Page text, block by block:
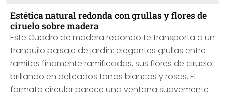
Estética natural redonda con grullas y flores de
ciruelo sobre madera
Este Cuadro de madera redondo te transporta a un
tranquilo paisaje de jardín: elegantes grullas entre
ramitas finamente ramificadas, sus flores de ciruelo
brillando en delicados tonos blancos y rosas. El
formato circular parece una ventana suavemente